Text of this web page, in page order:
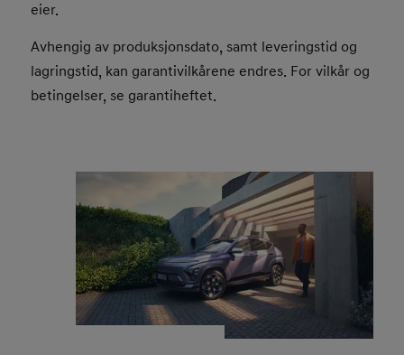
eier.
Avhengig av produksjonsdato, samt leveringstid og
lagringstid, kan garantivilkårene endres. For vilkår og
betingelser, se garantiheftet.